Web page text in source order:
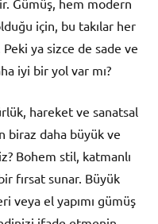
Gümüş, hem modern
için, bu takılar her
ya sizce de sade ve
iyi bir yol var mı?
hareket ve sanatsal
biraz daha büyük ve
Bohem stil, katmanlı
fırsat sunar. Büyük
veya el yapımı gümüş